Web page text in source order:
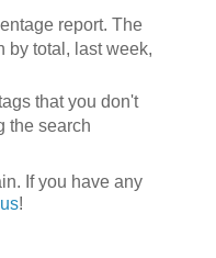
report. The
by total, last week,
that you don't
the search
If you have any
!